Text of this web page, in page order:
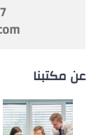
عن مكتبنا